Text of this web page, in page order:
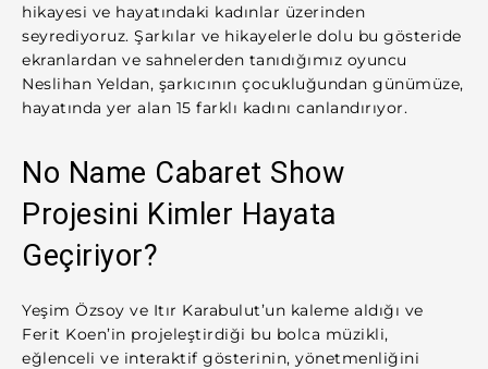
hikayesi ve hayatındaki kadınlar üzerinden
seyrediyoruz. Şarkılar ve hikayelerle dolu bu gösteride
ekranlardan ve sahnelerden tanıdığımız oyuncu
Neslihan Yeldan, şarkıcının çocukluğundan günümüze,
hayatında yer alan 15 farklı kadını canlandırıyor.
No Name Cabaret Show
Projesini Kimler Hayata
Geçiriyor?
Yeşim Özsoy ve Itır Karabulut’un kaleme aldığı ve
Ferit Koen’in projeleştirdiği bu bolca müzikli,
eğlenceli ve interaktif gösterinin, yönetmenliğini